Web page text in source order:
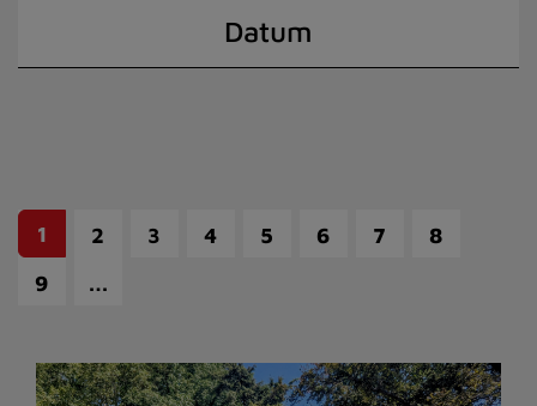
Datum
1 2 3 4 5 6 7
8
9
…